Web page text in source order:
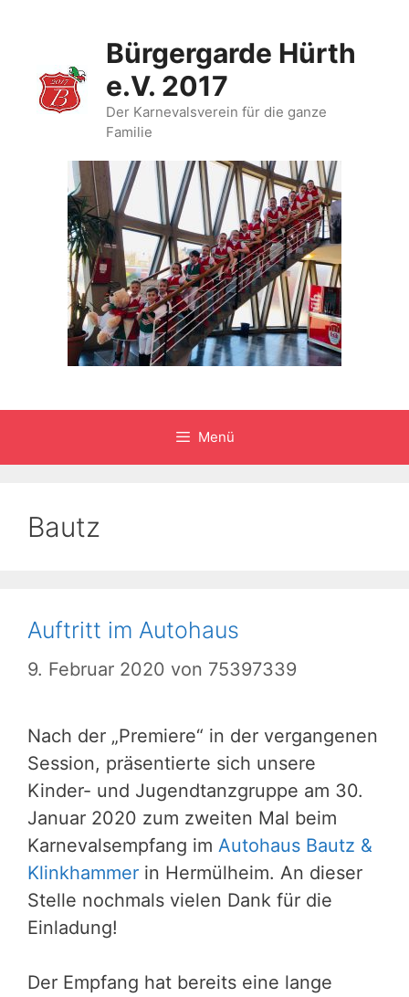
springen
Bürgergarde Hürth
e.V. 2017
Der Karnevalsverein für die ganze
Familie
Menü
Bautz
Auftritt im Autohaus
9. Februar 2020 von 75397339
Nach der „Premiere“ in der vergangenen
Session, präsentierte sich unsere
Kinder- und Jugendtanzgruppe am 30.
Januar 2020 zum zweiten Mal beim
Karnevalsempfang im Autohaus Bautz &
Klinkhammer in Hermülheim. An dieser
Stelle nochmals vielen Dank für die
Einladung!
Der Empfang hat bereits eine lange